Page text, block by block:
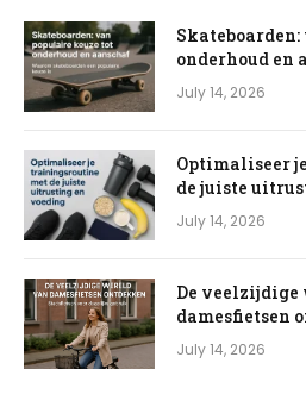
onderhoud en
July 14, 2026
Optimaliseer
de juiste
July 14, 2026
De
damesfietsen
July 14, 2026